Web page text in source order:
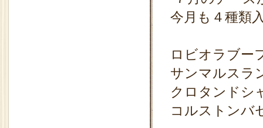
今月も４種類
ロビオラブ
サンマルス
クロタンド
コルストン